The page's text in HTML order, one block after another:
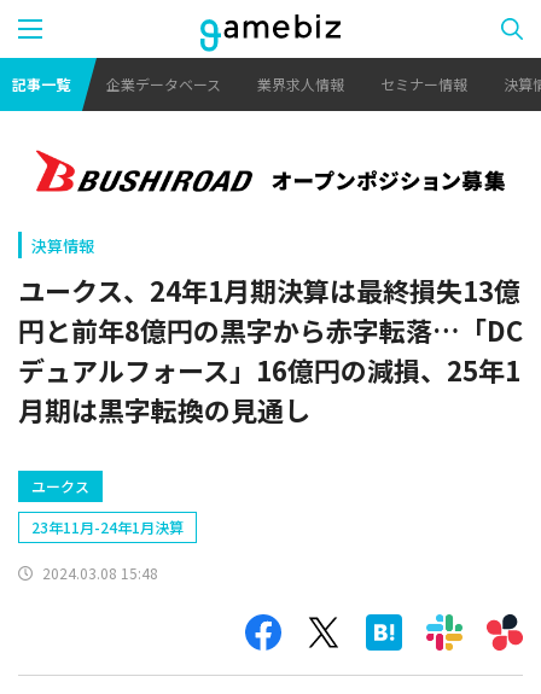
記事一覧 企業データベース 業界求人情報 セミナー情報 決算
決算情報
ユークス、24年1月期決算は最終損失13億
円と前年8億円の黒字から赤字転落…「DC
デュアルフォース」16億円の減損、25年1
月期は黒字転換の見通し
ユークス
23年11月-24年1月決算
2024.03.08 15:48